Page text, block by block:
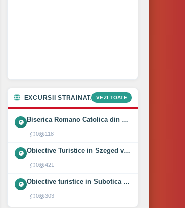
EXCURSII STRAINATATEVEZI TOATE
Biserica Romano Catolica din Óföldeák, Ungaria (2025)
0 118
Obiective Turistice in Szeged vizitate intr-o zi (2024)
0 421
Obiective turistice in Subotica vizitate intr-o zi (2024)
0 303